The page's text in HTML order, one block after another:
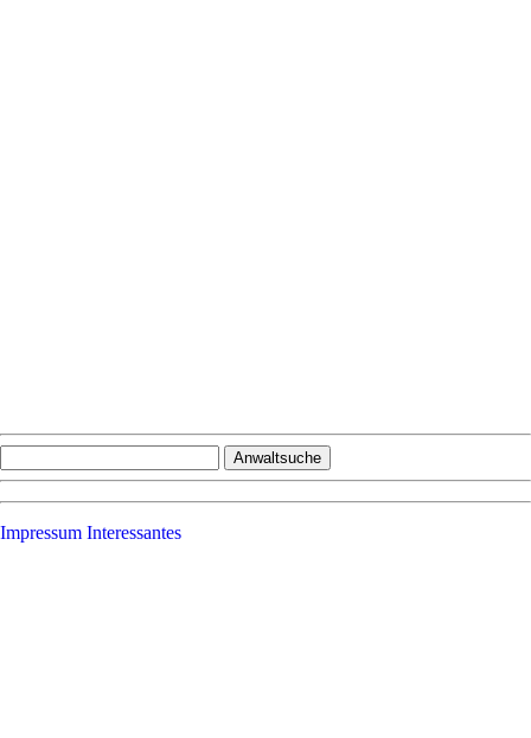
Impressum Interessantes